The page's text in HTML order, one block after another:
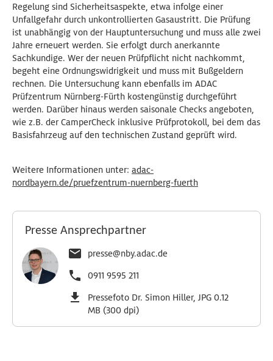
Regelung sind Sicherheitsaspekte, etwa infolge einer
Unfallgefahr durch unkontrollierten Gasaustritt. Die Prüfung
ist unabhängig von der Hauptuntersuchung und muss alle zwei
Jahre erneuert werden. Sie erfolgt durch anerkannte
Sachkundige. Wer der neuen Prüfpflicht nicht nachkommt,
begeht eine Ordnungswidrigkeit und muss mit Bußgeldern
rechnen. Die Untersuchung kann ebenfalls im ADAC
Prüfzentrum Nürnberg-Fürth kostengünstig durchgeführt
werden. Darüber hinaus werden saisonale Checks angeboten,
wie z.B. der CamperCheck inklusive Prüfprotokoll, bei dem das
Basisfahrzeug auf den technischen Zustand geprüft wird.
Weitere Informationen unter: adac-
nordbayern.de/pruefzentrum-nuernberg-fuerth
Presse Ansprechpartner
presse@nby.adac.de
0911 9595 211
Pressefoto Dr. Simon Hiller, JPG 0.12
MB (300 dpi)